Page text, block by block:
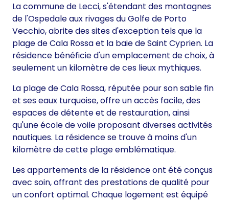
La commune de Lecci, s'étendant des montagnes
de l'Ospedale aux rivages du Golfe de Porto
Vecchio, abrite des sites d'exception tels que la
plage de Cala Rossa et la baie de Saint Cyprien. La
résidence bénéficie d'un emplacement de choix, à
seulement un kilomètre de ces lieux mythiques.
La plage de Cala Rossa, réputée pour son sable fin
et ses eaux turquoise, offre un accès facile, des
espaces de détente et de restauration, ainsi
qu'une école de voile proposant diverses activités
nautiques. La résidence se trouve à moins d'un
kilomètre de cette plage emblématique.
Les appartements de la résidence ont été conçus
avec soin, offrant des prestations de qualité pour
un confort optimal. Chaque logement est équipé